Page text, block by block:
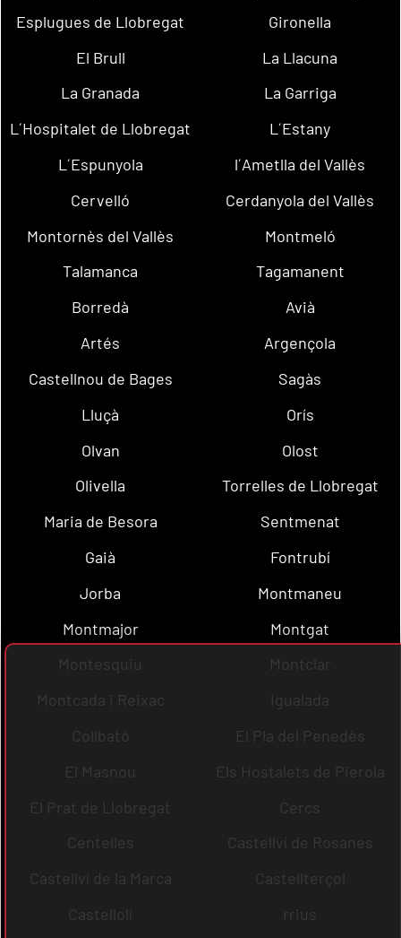
Esplugues de Llobregat
Gironella
El Brull
La Llacuna
La Granada
La Garriga
L´Hospitalet de Llobregat
L´Estany
L´Espunyola
l´Ametlla del Vallès
Cervelló
Cerdanyola del Vallès
Montornès del Vallès
Montmeló
Talamanca
Tagamanent
Borredà
Avià
Artés
Argençola
Castellnou de Bages
Sagàs
Lluçà
Orís
Olvan
Olost
Olivella
Torrelles de Llobregat
Maria de Besora
Sentmenat
Gaià
Fontrubí
Jorba
Montmaneu
Montmajor
Montgat
Montesquiu
Montclar
Montcada i Reixac
Igualada
Collbató
El Pla del Penedès
El Masnou
Els Hostalets de Pierola
El Prat de Llobregat
Cercs
Centelles
Castellví de Rosanes
Castellví de la Marca
Castellterçol
Castellolí
rrius